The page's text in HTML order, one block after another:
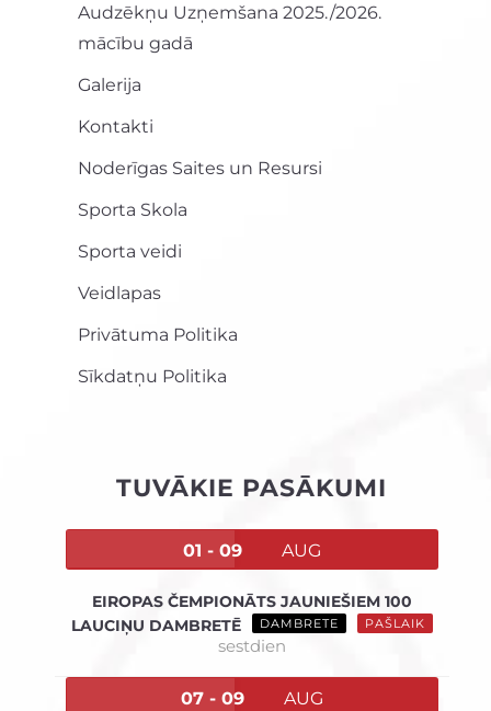
Audzēkņu Uzņemšana 2025./2026.
mācību gadā
Galerija
Kontakti
Noderīgas Saites un Resursi
Sporta Skola
Sporta veidi
Veidlapas
Privātuma Politika
Sīkdatņu Politika
TUVĀKIE PASĀKUMI
01 - 09 AUG
EIROPAS ČEMPIONĀTS JAUNIEŠIEM 100
LAUCIŅU DAMBRETĒ
DAMBRETE PAŠLAIK
sestdien
07 - 09 AUG